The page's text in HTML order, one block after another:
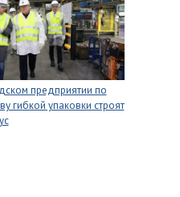
предприятии по
гибкой упаковки строят